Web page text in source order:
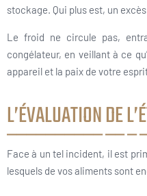
stockage. Qui plus est, un
Le froid ne circule pas,
congélateur, en veillant à ce
appareil et la paix de votre
L’ÉVALUATION DE
Face à un tel incident, il est
lesquels de vos aliments sont